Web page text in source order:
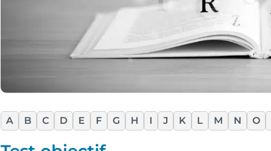
A B C D E F G H I J K L M N O